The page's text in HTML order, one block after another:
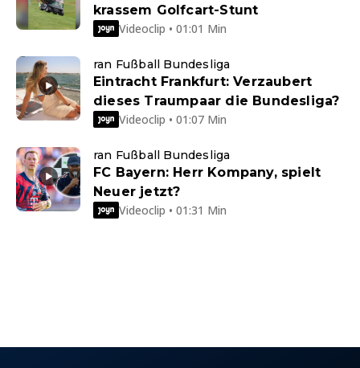
krassem Golfcart-Stunt
Videoclip • 01:01 Min
ran Fußball Bundesliga
Eintracht Frankfurt: Verzaubert
dieses Traumpaar die Bundesliga?
Videoclip • 01:07 Min
ran Fußball Bundesliga
FC Bayern: Herr Kompany, spielt
Neuer jetzt?
Videoclip • 01:31 Min